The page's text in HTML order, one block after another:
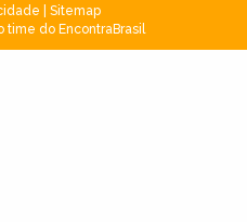
Sitemap
time do EncontraBrasil